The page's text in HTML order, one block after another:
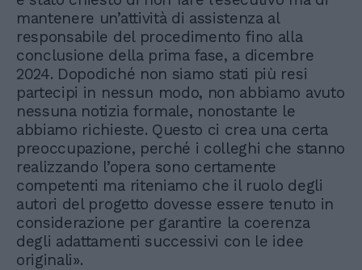
mantenere un’attività di assistenza al
responsabile del procedimento fino alla
conclusione della prima fase, a dicembre
2024. Dopodiché non siamo stati più resi
partecipi in nessun modo, non abbiamo avuto
nessuna notizia formale, nonostante le
abbiamo richieste. Questo ci crea una certa
preoccupazione, perché i colleghi che stanno
realizzando l’opera sono certamente
competenti ma riteniamo che il ruolo degli
autori del progetto dovesse essere tenuto in
considerazione per garantire la coerenza
degli adattamenti successivi con le idee
originali».